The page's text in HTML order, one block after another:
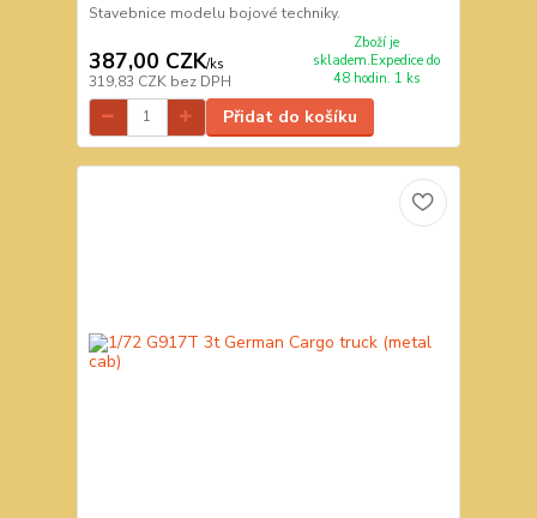
Stavebnice modelu bojové techniky.
387,00 CZK/ks
319,83 CZK bez DPH
Zboží je
skladem.Expedice do
48 hodin. 1 ks
Přidat do košíku